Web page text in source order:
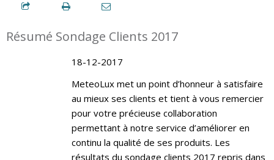
Résumé Sondage Clients 2017
18-12-2017
MeteoLux met un point d’honneur à satisfaire
au mieux ses clients et tient à vous remercier
pour votre précieuse collaboration
permettant à notre service d’améliorer en
continu la qualité de ses produits. Les
résultats du sondage clients 2017 repris dans